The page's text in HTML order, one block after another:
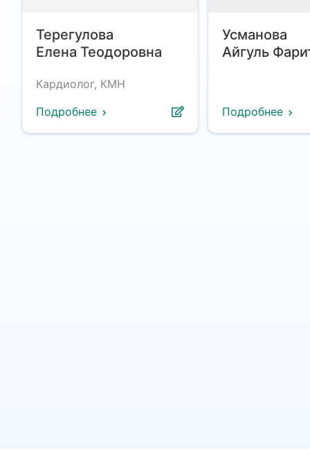
Терегулова
Елена Теодоровна
Кардиолог, КМН
Подробнее
Усманова
Айгуль
Подробнее